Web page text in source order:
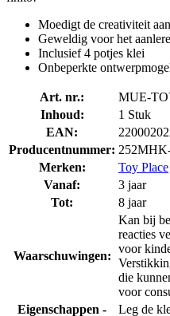
Moedigt de creativiteit aan
Geweldig voor het
Inclusief 4 potjes klei
Onbeperkte
Art. nr.:
MUE-
Inhoud:
1 Stuk
EAN:
Producentnummer:
Merken:
Toy Place
Vanaf:
3 jaar
Tot:
8 jaar
Waarschuwingen:
Kan bij
reacties
voor
die
voor
Eigenschappen -
Leg de